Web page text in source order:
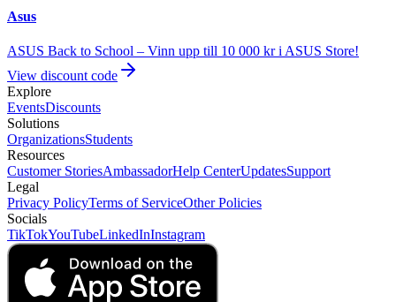
Asus
ASUS Back to School – Vinn upp till 10 000 kr i ASUS Store!
View discount code
Explore
EventsDiscounts
Solutions
OrganizationsStudents
Resources
Customer StoriesAmbassadorHelp CenterUpdatesSupport
Legal
Privacy PolicyTerms of ServiceOther Policies
Socials
TikTokYouTubeLinkedInInstagram